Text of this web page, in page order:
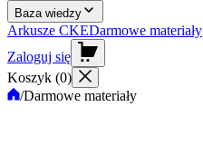
Baza wiedzy
Arkusze CKEDarmowe materiały
Zaloguj się
Koszyk (0)
/Darmowe materiały